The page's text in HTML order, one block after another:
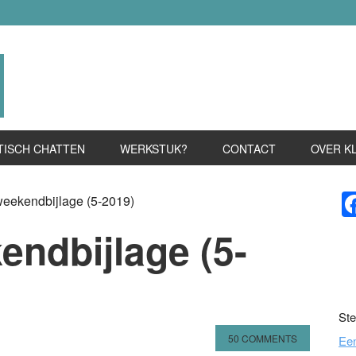
CHATTEN WERKSTUK? CONTACT OVER
(5-2019)
(5-
50 COMMENTS